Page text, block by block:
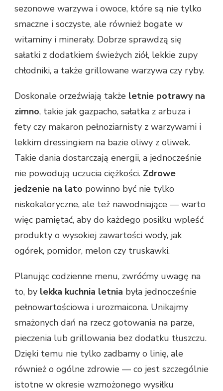
sezonowe warzywa i owoce, które są nie tylko
smaczne i soczyste, ale również bogate w
witaminy i minerały. Dobrze sprawdzą się
sałatki z dodatkiem świeżych ziół, lekkie zupy
chłodniki, a także grillowane warzywa czy ryby.
Doskonale orzeźwiają także letnie potrawy na
zimno, takie jak gazpacho, sałatka z arbuza i
fety czy makaron pełnoziarnisty z warzywami i
lekkim dressingiem na bazie oliwy z oliwek.
Takie dania dostarczają energii, a jednocześnie
nie powodują uczucia ciężkości. Zdrowe
jedzenie na lato powinno być nie tylko
niskokaloryczne, ale też nawodniające — warto
więc pamiętać, aby do każdego posiłku wpleść
produkty o wysokiej zawartości wody, jak
ogórek, pomidor, melon czy truskawki.
Planując codzienne menu, zwróćmy uwagę na
to, by lekka kuchnia letnia była jednocześnie
pełnowartościowa i urozmaicona. Unikajmy
smażonych dań na rzecz gotowania na parze,
pieczenia lub grillowania bez dodatku tłuszczu.
Dzięki temu nie tylko zadbamy o linię, ale
również o ogólne zdrowie — co jest szczególnie
istotne w okresie wzmożonego wysiłku